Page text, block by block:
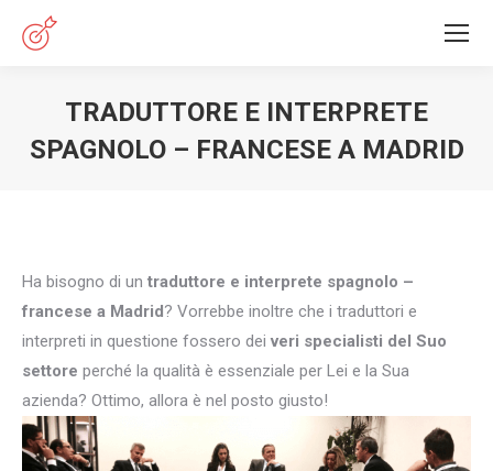
TRADUTTORE E INTERPRETE
SPAGNOLO – FRANCESE A MADRID
Ha bisogno di un traduttore e interprete spagnolo –
francese a Madrid? Vorrebbe inoltre che i traduttori e
interpreti in questione fossero dei veri specialisti del Suo
settore perché la qualità è essenziale per Lei e la Sua
azienda? Ottimo, allora è nel posto giusto!